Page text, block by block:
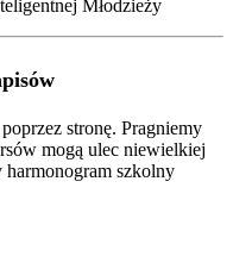
Młodzieży
stronę. Pragniemy
mogą ulec niewielkiej
szkolny